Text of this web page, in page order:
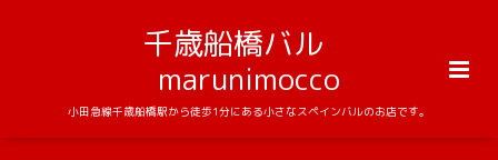
千歳船橋バル
marunimocco
小田急線千歳船橋駅から徒歩1分にある小さなスペインバルのお店です。